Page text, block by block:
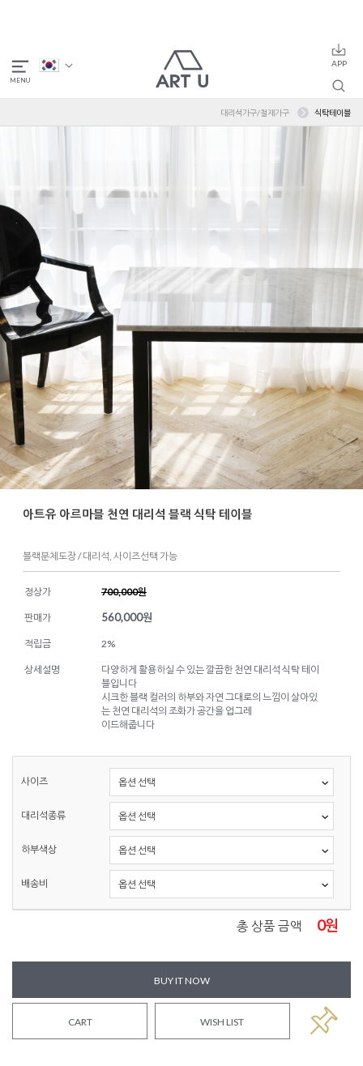
대리석가구/철재가구 식탁테이블
아트유 아르마블 천연 대리석 블랙 식탁 테이블
블랙분체도장 / 대리석, 사이즈선택 가능
정상가 700,000원
판매가 560,000원
적립금 2%
상세설명
다양하게 활용하실 수 있는 깔끔한 천연 대리석 식탁 테이
블입니다
시크한 블랙 컬러의 하부와 자연 그대로의 느낌이 살아있
는 천연 대리석의 조화가 공간을 업그레
이드해줍니다
사이즈
대리석종류
하부색상
배송비
총 상품 금액 0원
BUY IT NOW
CART WISH LIST